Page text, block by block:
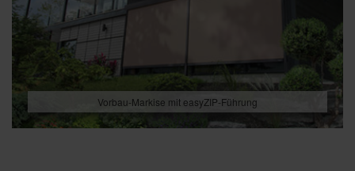
Vorbau-Markise mit easyZIP-Führung